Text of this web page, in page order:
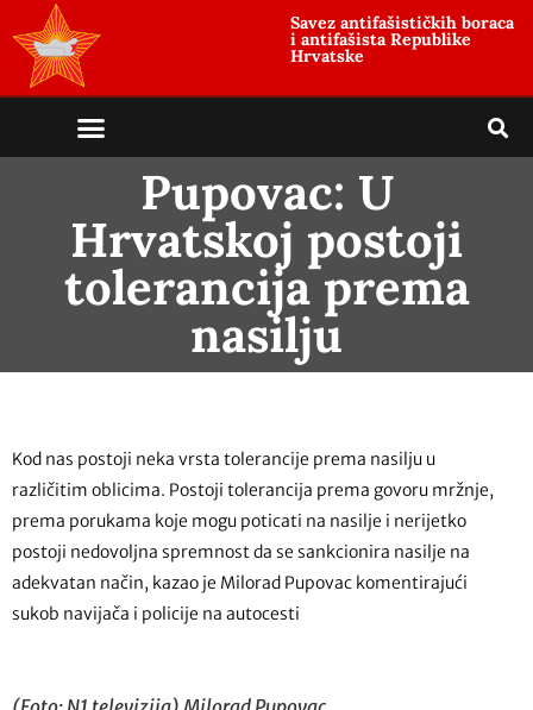
Savez antifašističkih boraca
i antifašista Republike
Hrvatske
Pupovac: U
Hrvatskoj postoji
tolerancija prema
nasilju
Kod nas postoji neka vrsta tolerancije prema nasilju u
različitim oblicima. Postoji tolerancija prema govoru mržnje,
prema porukama koje mogu poticati na nasilje i nerijetko
postoji nedovoljna spremnost da se sankcionira nasilje na
adekvatan način, kazao je Milorad Pupovac komentirajući
sukob navijača i policije na autocesti